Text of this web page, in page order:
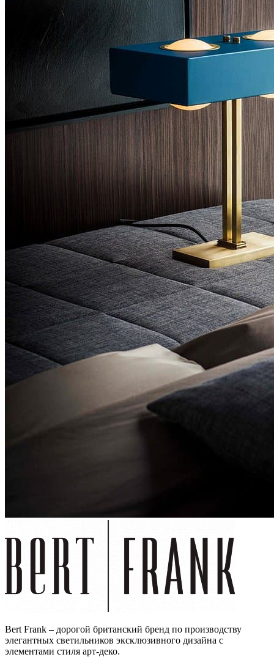
Bert Frank – дорогой британский бренд по производству
элегантных светильников эксклюзивного дизайна с
элементами стиля арт-деко.